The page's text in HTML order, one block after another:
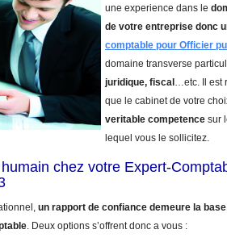
une experience dans le
de votre entreprise donc
comptable pour Officier
domaine transverse
juridique, fiscal …etc. Il est
que le cabinet de votre
veritable competence sur
lequel vous le sollicitez.
chez votre Expert-
un rapport de confiance demeure la
. Deux options s’offrent donc a vous :